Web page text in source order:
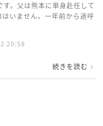
す。父は熊本に単身赴任して
いません。一年前から過呼
20:58
続きを読む